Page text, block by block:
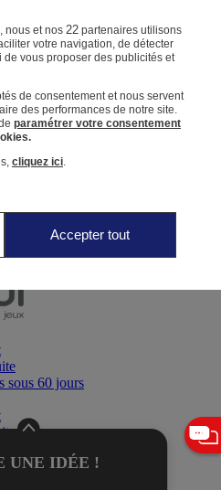
sous 60 jours
sous 60 jours
UNE IDÉE !
nous et nos 22partenaires utilisons
votre navigation, de détecter
vous proposer des publicités et
de consentement et nous servent
des performances de notre site.
paramétrer votre consentement
cliquez ici.
Accepter tout